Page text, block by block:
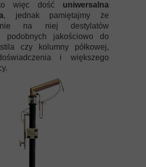
to więc dość uniwersalna
, jednak pamiętajmy że
na niej destylatów
podobnych jakościowo do
czy kolumny półkowej,
i większego